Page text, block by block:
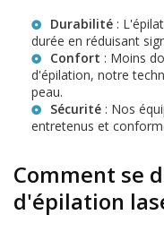
Durabilité :
durée en réduisant
Confort : Moins
d'épilation, notre
peau.
Sécurité : Nos
entretenus et
Comment se
d'épilation